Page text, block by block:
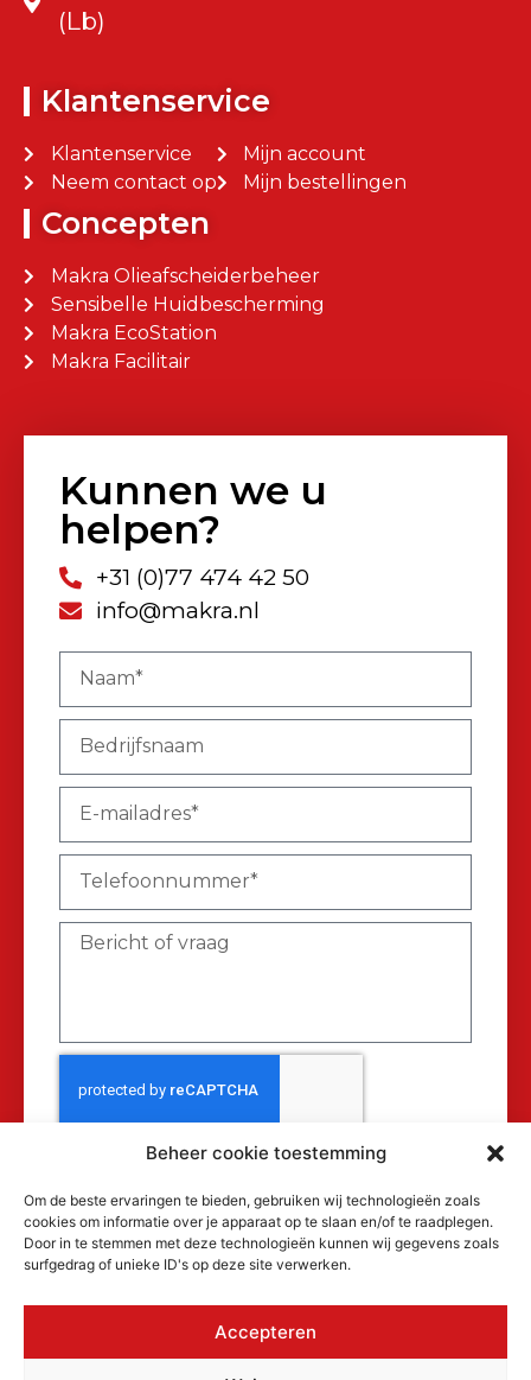
Beheer cookie toestemming
Om de beste ervaringen te bieden, gebruiken wij technologieën zoals
cookies om informatie over je apparaat op te slaan en/of te raadplegen.
Door in te stemmen met deze technologieën kunnen wij gegevens zoals
surfgedrag of unieke ID's op deze site verwerken.
Accepteren
(Lb)
Klantenservice
Klantenservice
Neem contact op
Mijn account
Mijn bestellingen
Concepten
Makra Olieafscheiderbeheer
Sensibelle Huidbescherming
Makra EcoStation
Makra Facilitair
Kunnen we u
helpen?
+31 (0)77 474 42 50
info@makra.nl
Verzenden
© 2026 MAKRA Benelux, alle rechten